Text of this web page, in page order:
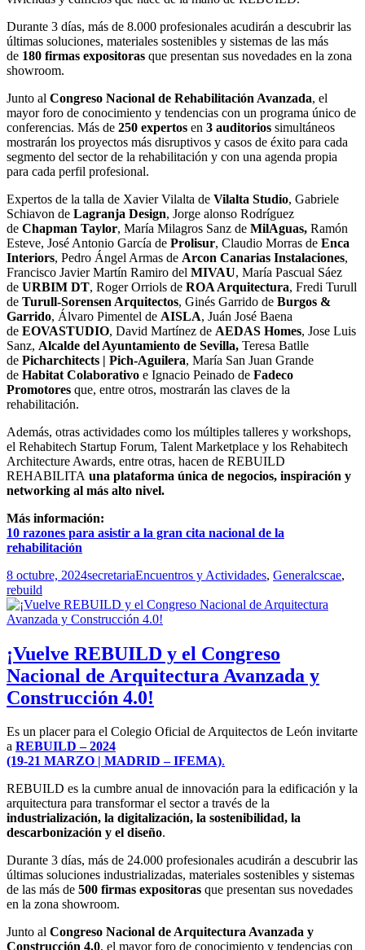
Durante 3 días, más de 8.000 profesionales acudirán a descubrir las
últimas soluciones, materiales sostenibles y sistemas de las más
de 180 firmas expositoras que presentan sus novedades en la zona
showroom.
Junto al Congreso Nacional de Rehabilitación Avanzada, el
mayor foro de conocimiento y tendencias con un programa único de
conferencias. Más de 250 expertos en 3 auditorios simultáneos
mostrarán los proyectos más disruptivos y casos de éxito para cada
segmento del sector de la rehabilitación y con una agenda propia
para cada perfil profesional.
Expertos de la talla de Xavier Vilalta de Vilalta Studio, Gabriele
Schiavon de Lagranja Design, Jorge alonso Rodríguez
de Chapman Taylor, María Milagros Sanz de MilAguas, Ramón
Esteve, José Antonio García de Prolisur, Claudio Morras de Enca
Interiors, Pedro Ángel Armas de Arcon Canarias Instalaciones,
Francisco Javier Martín Ramiro del MIVAU, María Pascual Sáez
de URBIM DT, Roger Orriols de ROA Arquitectura, Fredi Turull
de Turull-Sorensen Arquitectos, Ginés Garrido de Burgos &
Garrido, Álvaro Pimentel de AISLA, Juán José Baena
de EOVASTUDIO, David Martínez de AEDAS Homes, Jose Luis
Sanz, Alcalde del Ayuntamiento de Sevilla, Teresa Batlle
de Picharchitects | Pich-Aguilera, María San Juan Grande
de Habitat Colaborativo e Ignacio Peinado de Fadeco
Promotores que, entre otros, mostrarán las claves de la
rehabilitación.
Además, otras actividades como los múltiples talleres y workshops,
el Rehabitech Startup Forum, Talent Marketplace y los Rehabitech
Architecture Awards, entre otras, hacen de REBUILD
REHABILITA una plataforma única de negocios, inspiración y
networking al más alto nivel.
Más información:
10 razones para asistir a la gran cita nacional de la
rehabilitación
Publicado
el
8 octubre, 2024Autor
secretariaCategorías
Encuentros y Actividades, GeneralEtiquetas
cscae,
rebuild
¡Vuelve REBUILD y el Congreso
Nacional de Arquitectura Avanzada y
Construcción 4.0!
Es un placer para el Colegio Oficial de Arquitectos de León invitarte
a REBUILD – 2024
(19-21 MARZO | MADRID – IFEMA).
REBUILD es la cumbre anual de innovación para la edificación y la
arquitectura para transformar el sector a través de la
industrialización, la digitalización, la sostenibilidad, la
descarbonización y el diseño.
Durante 3 días, más de 24.000 profesionales acudirán a descubrir las
últimas soluciones industrializadas, materiales sostenibles y sistemas
de las más de 500 firmas expositoras que presentan sus novedades
en la zona showroom.
Junto al Congreso Nacional de Arquitectura Avanzada y
Construcción 4.0, el mayor foro de conocimiento y tendencias con